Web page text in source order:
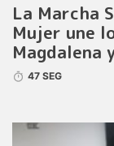
La Marcha
Mujer une
Magdalena
47 SEG